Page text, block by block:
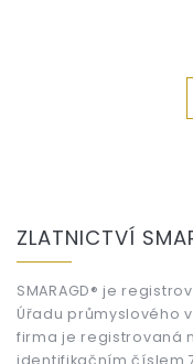
ZLATNICTVÍ
SMARAGD® je
Úřadu průmyslového
firma je registrovaná
identifikačním číslem